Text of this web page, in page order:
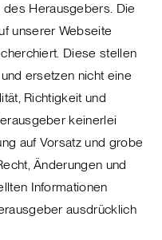
Herausgebers. Die
unserer Webseite
Diese stellen
ersetzen nicht eine
Richtigkeit und
keinerlei
auf Vorsatz und grobe
Änderungen und
Informationen
ausdrücklich